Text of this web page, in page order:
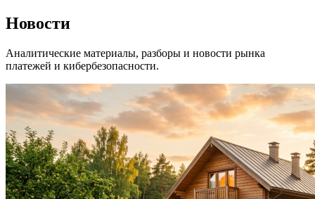
Новости
Аналитические материалы, разборы и новости рынка
платежей и кибербезопасности.